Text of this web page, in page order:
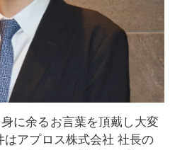
に余るお言葉を頂戴し大変
アプロス株式会社 社長の